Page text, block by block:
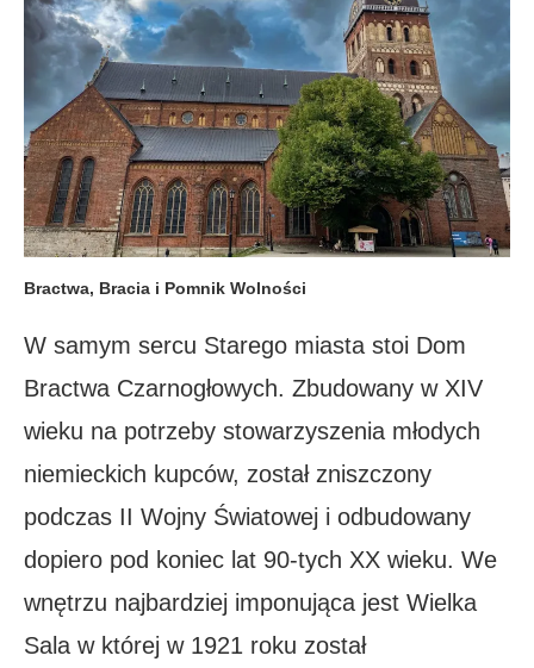
Bractwa, Bracia i Pomnik Wolności
W samym sercu Starego miasta stoi Dom
Bractwa Czarnogłowych. Zbudowany w XIV
wieku na potrzeby stowarzyszenia młodych
niemieckich kupców, został zniszczony
podczas II Wojny Światowej i odbudowany
dopiero pod koniec lat 90-tych XX wieku. We
wnętrzu najbardziej imponująca jest Wielka
Sala w której w 1921 roku został